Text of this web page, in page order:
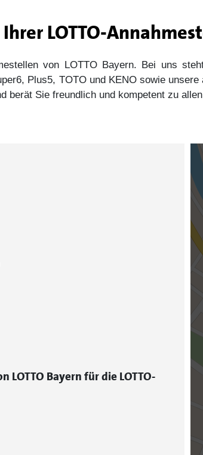
LOTTO-
von LOTTO Bayern. Bei uns
Plus5, TOTO und KENO sowie
berät Sie freundlich und kompetent zu
LOTTO Bayern für die LOTTO-